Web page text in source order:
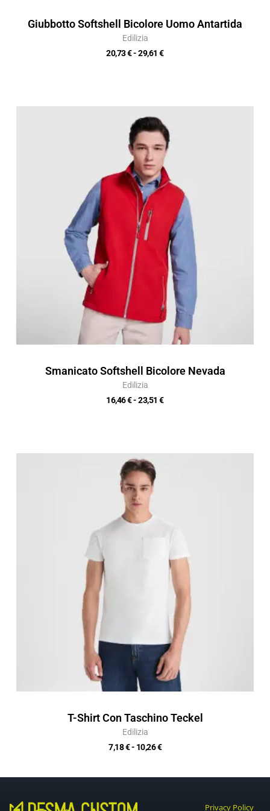
Giubbotto Softshell Bicolore Uomo Antartida
Edilizia
20,73€- 29,61€
Smanicato Softshell Bicolore Nevada
Edilizia
16,46€- 23,51€
di
prezzo:
da
16,46 €
a
23,51 €
T-Shirt Con Taschino Teckel
Edilizia
7,18€- 10,26€
Privacy Policy